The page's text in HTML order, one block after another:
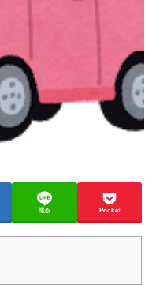
送る Pocket